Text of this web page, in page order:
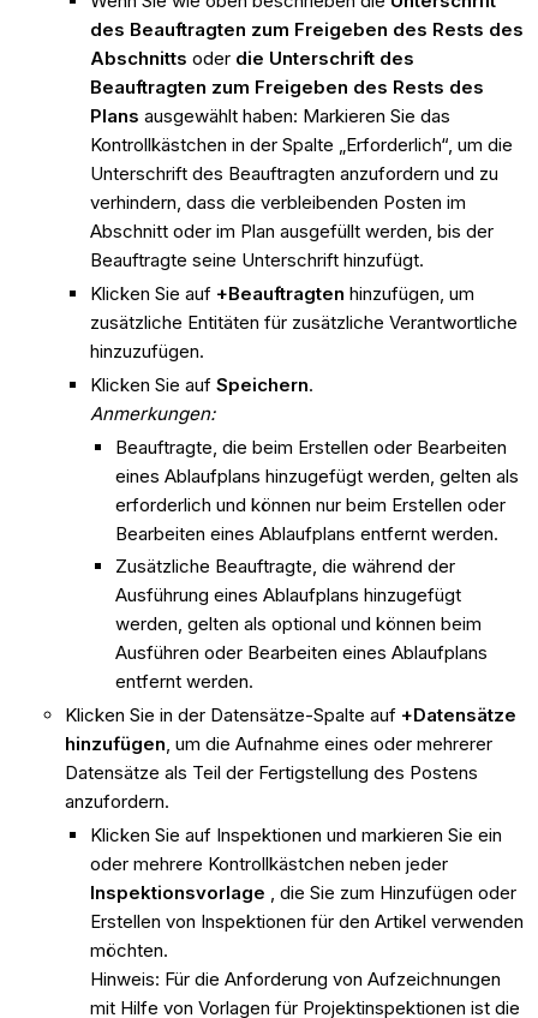
des Beauftragten zum Freigeben des Rests des
Abschnitts oder die Unterschrift des
Beauftragten zum Freigeben des Rests des
Plans ausgewählt haben: Markieren Sie das
Kontrollkästchen in der Spalte „Erforderlich“, um die
Unterschrift des Beauftragten anzufordern und zu
verhindern, dass die verbleibenden Posten im
Abschnitt oder im Plan ausgefüllt werden, bis der
Beauftragte seine Unterschrift hinzufügt.
Klicken Sie auf +Beauftragten hinzufügen, um
zusätzliche Entitäten für zusätzliche Verantwortliche
hinzuzufügen.
Klicken Sie auf Speichern.
Anmerkungen:
Beauftragte, die beim Erstellen oder Bearbeiten
eines Ablaufplans hinzugefügt werden, gelten als
erforderlich und können nur beim Erstellen oder
Bearbeiten eines Ablaufplans entfernt werden.
Zusätzliche Beauftragte, die während der
Ausführung eines Ablaufplans hinzugefügt
werden, gelten als optional und können beim
Ausführen oder Bearbeiten eines Ablaufplans
entfernt werden.
Klicken Sie in der Datensätze-Spalte auf +Datensätze
hinzufügen, um die Aufnahme eines oder mehrerer
Datensätze als Teil der Fertigstellung des Postens
anzufordern.
Klicken Sie auf Inspektionen und markieren Sie ein
oder mehrere Kontrollkästchen neben jeder
Inspektionsvorlage , die Sie zum Hinzufügen oder
Erstellen von Inspektionen für den Artikel verwenden
möchten.
Hinweis: Für die Anforderung von Aufzeichnungen
mit Hilfe von Vorlagen für Projektinspektionen ist die